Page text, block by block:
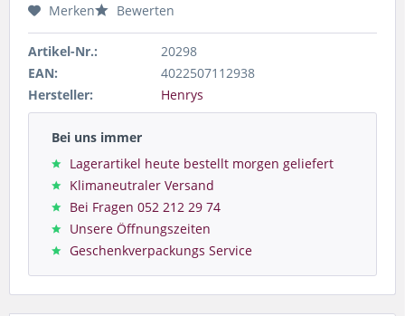
Merken Bewerten
Artikel-Nr.:
20298
EAN:
4022507112938
Hersteller:
Henrys
Bei uns immer
Lagerartikel heute bestellt morgen geliefert
Klimaneutraler Versand
Bei Fragen 052 212 29 74
Unsere Öffnungszeiten
Geschenkverpackungs Service